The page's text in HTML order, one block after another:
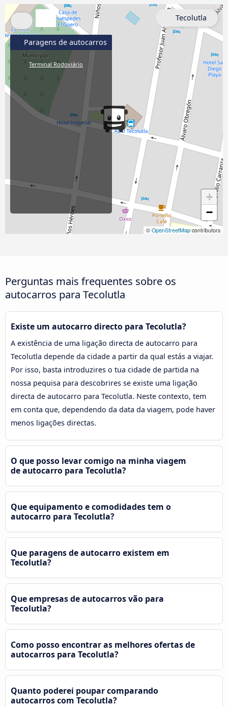
+
−
© OpenStreetMapcontributors
Paragens de autocarros
Terminal Rodoviário
Tecolutla
Perguntas mais frequentes sobre os
autocarros para Tecolutla
Existe um autocarro directo para Tecolutla?
A existência de uma ligação directa de autocarro para
Tecolutla depende da cidade a partir da qual estás a viajar.
Por isso, basta introduzires o tua cidade de partida na
nossa pequisa para descobrires se existe uma ligação
directa de autocarro para Tecolutla. Neste contexto, tem
em conta que, dependendo da data da viagem, pode haver
menos ligações directas.
O que posso levar comigo na minha viagem
de autocarro para Tecolutla?
Que equipamento e comodidades tem o
autocarro para Tecolutla?
Que paragens de autocarro existem em
Tecolutla?
Que empresas de autocarros vão para
Tecolutla?
Como posso encontrar as melhores ofertas de
autocarros para Tecolutla?
Quanto poderei poupar comparando
autocarros com Tecolutla?